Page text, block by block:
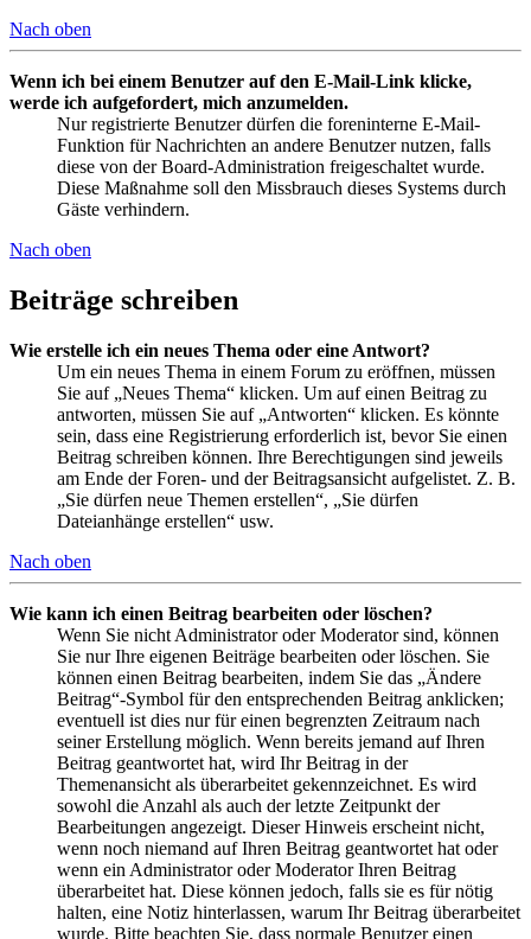
Nach oben
Wenn ich bei einem Benutzer auf den E-Mail-Link klicke,
werde ich aufgefordert, mich anzumelden.
Nur registrierte Benutzer dürfen die foreninterne E-Mail-
Funktion für Nachrichten an andere Benutzer nutzen, falls
diese von der Board-Administration freigeschaltet wurde.
Diese Maßnahme soll den Missbrauch dieses Systems durch
Gäste verhindern.
Nach oben
Beiträge schreiben
Wie erstelle ich ein neues Thema oder eine Antwort?
Um ein neues Thema in einem Forum zu eröffnen, müssen
Sie auf „Neues Thema“ klicken. Um auf einen Beitrag zu
antworten, müssen Sie auf „Antworten“ klicken. Es könnte
sein, dass eine Registrierung erforderlich ist, bevor Sie einen
Beitrag schreiben können. Ihre Berechtigungen sind jeweils
am Ende der Foren- und der Beitragsansicht aufgelistet. Z. B.
„Sie dürfen neue Themen erstellen“, „Sie dürfen
Dateianhänge erstellen“ usw.
Nach oben
Wie kann ich einen Beitrag bearbeiten oder löschen?
Wenn Sie nicht Administrator oder Moderator sind, können
Sie nur Ihre eigenen Beiträge bearbeiten oder löschen. Sie
können einen Beitrag bearbeiten, indem Sie das „Ändere
Beitrag“-Symbol für den entsprechenden Beitrag anklicken;
eventuell ist dies nur für einen begrenzten Zeitraum nach
seiner Erstellung möglich. Wenn bereits jemand auf Ihren
Beitrag geantwortet hat, wird Ihr Beitrag in der
Themenansicht als überarbeitet gekennzeichnet. Es wird
sowohl die Anzahl als auch der letzte Zeitpunkt der
Bearbeitungen angezeigt. Dieser Hinweis erscheint nicht,
wenn noch niemand auf Ihren Beitrag geantwortet hat oder
wenn ein Administrator oder Moderator Ihren Beitrag
überarbeitet hat. Diese können jedoch, falls sie es für nötig
halten, eine Notiz hinterlassen, warum Ihr Beitrag überarbeitet
wurde. Bitte beachten Sie, dass normale Benutzer einen